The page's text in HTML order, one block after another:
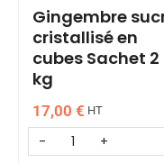
Gingembre
cristallisé en
cubes Sachet 2
kg
17,00 € HT